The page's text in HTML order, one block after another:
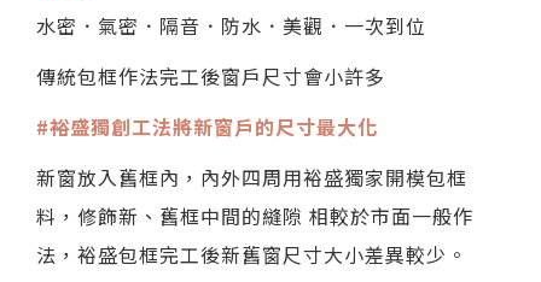
水密．氣密．隔音．防水．美觀．一次到位
傳統包框作法完工後窗戶尺寸會小許多
#裕盛獨創工法將新窗戶的尺寸最大化
新窗放入舊框內，內外四周用裕盛獨家開模包框
料，修飾新、舊框中間的縫隙 相較於市面一般作
法，裕盛包框完工後新舊窗尺寸大小差異較少。